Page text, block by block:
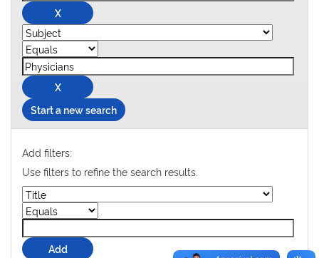
Start a new search
Add filters:
Use filters to refine the search results.